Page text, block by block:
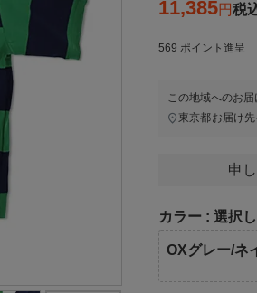
11,385 税
569 ポイント進呈
この地域へのお
東京都お届け
申
カラー 選択
OXグレー/ネ